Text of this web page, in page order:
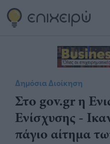
Δημόσια Διοίκηση
Στο gov.gr η
Ενίσχυσης -
πάγιο αίτημα